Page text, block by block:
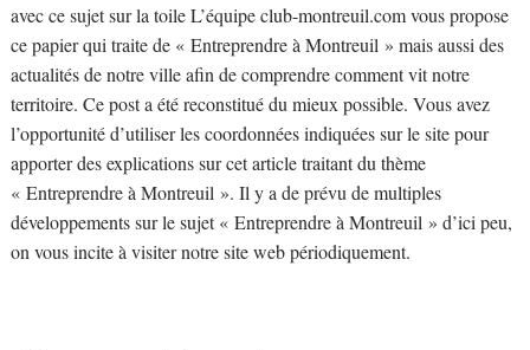
avec ce sujet sur la toile L’équipe club-montreuil.com vous propose
ce papier qui traite de « Entreprendre à Montreuil » mais aussi des
actualités de notre ville afin de comprendre comment vit notre
territoire. Ce post a été reconstitué du mieux possible. Vous avez
l’opportunité d’utiliser les coordonnées indiquées sur le site pour
apporter des explications sur cet article traitant du thème
« Entreprendre à Montreuil ». Il y a de prévu de multiples
développements sur le sujet « Entreprendre à Montreuil » d’ici peu,
on vous incite à visiter notre site web périodiquement.